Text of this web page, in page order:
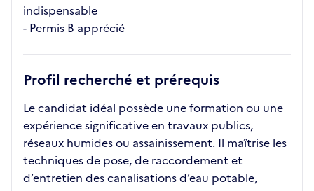
indispensable
- Permis B apprécié
Profil recherché et prérequis
Le candidat idéal possède une formation ou une
expérience significative en travaux publics,
réseaux humides ou assainissement. Il maîtrise les
techniques de pose, de raccordement et
d’entretien des canalisations d’eau potable,